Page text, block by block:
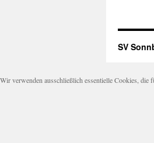
SV
Wir verwenden ausschließlich essentielle Cookies, die